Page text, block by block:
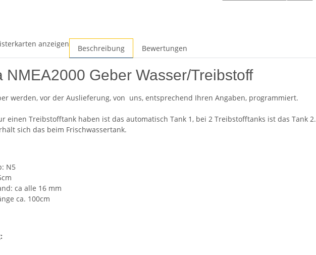
anzeigen Beschreibung Bewertungen
NMEA2000 Geber Wasser/Treibstoff
werden, vor der Auslieferung, von uns, entsprechend Ihren Angaben, programmiert.
einen Treibstofftank haben ist das automatisch Tank 1, bei 2 Treibstofftanks ist das Tank 2.
sich das beim Frischwassertank.
N5
ca alle 16 mm
ca. 100cm